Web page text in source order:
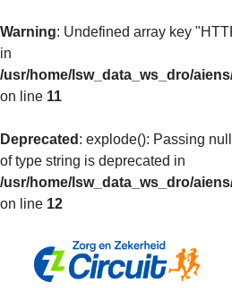
Warning: Undefined array key
in
/usr/home/lsw_data_ws_dro/
on line 11
Deprecated : explode(): Passing
of type string is deprecated in
/usr/home/lsw_data_ws_dro/
on line 12